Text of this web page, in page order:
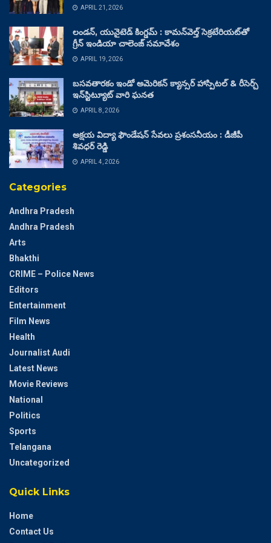
APRIL 21, 2026
లండన్, యునైటెడ్ కింగ్డమ్ : కామన్‌వెల్త్ సెక్రటేరియట్‌తో
గ్రీన్ ఇండియా చాలెంజ్ సమావేశం
APRIL 19, 2026
బసవతారకం ఇండో అమెరికన్ క్యాన్సర్ హాస్పిటల్ & రీసెర్చ్
ఇన్‌స్టిట్యూట్ వారి ఘనత
APRIL 8, 2026
అక్షయ విద్యా ఫౌండేషన్ సేవలు ప్రశంసనీయం : డీజీపీ
శివధర్ రెడ్డి
APRIL 4, 2026
Categories
Andhra Pradesh
Andhra Pradesh
Arts
Bhakthi
CRIME – Police News
Editors
Entertainment
Film News
Health
Journalist Audi
Latest News
Movie Reviews
National
Politics
Sports
Telangana
Uncategorized
Quick Links
Home
Contact Us